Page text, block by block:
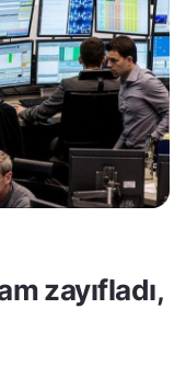
zayıfladı,